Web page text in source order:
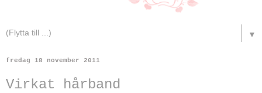
▼
fredag 18 november 2011
Virkat hårband